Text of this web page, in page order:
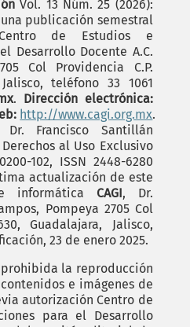
Vol. 13 Núm. 25 (2026):
una publicación semestral
de Estudios e
Desarrollo Docente A.C.
Col Providencia C.P.
teléfono 33 1061
. Dirección electrónica:
http://www.cagi.org.mx.
Francisco Santillán
al Uso Exclusivo
102, ISSN 2448-6280
actualización de este
informática CAGI, Dr.
Pompeya 2705 Col
Guadalajara, Jalisco,
23 de enero 2025.
la reproducción
e imágenes de
autorización Centro de
para el Desarrollo